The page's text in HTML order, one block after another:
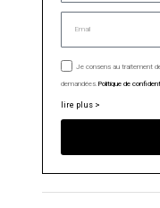
Je consens au traitement
demandées. Politique de
lire plus >